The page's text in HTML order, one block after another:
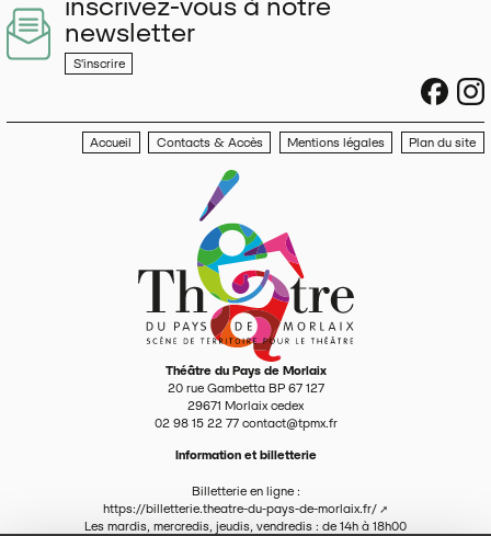
newsletter
S'inscrire
Accueil Contacts & Accès Mentions légales Plan du site
Théâtre du Pays de Morlaix
20 rue Gambetta BP 67 127
29671 Morlaix cedex
02 98 15 22 77 contact@tpmx.fr
Information et billetterie
Billetterie en ligne :
https://billetterie.theatre-du-pays-de-morlaix.fr/
Les mardis, mercredis, jeudis, vendredis : de 14h à 18h00